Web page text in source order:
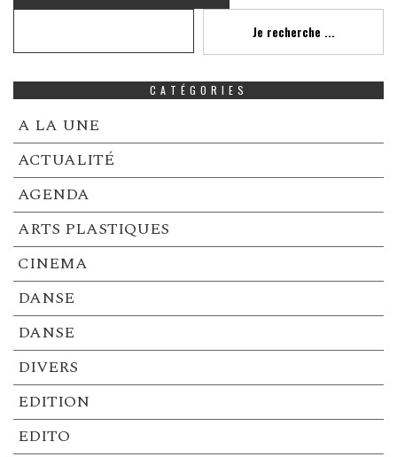
Je recherche ...
CATÉGORIES
A LA UNE
ACTUALITÉ
AGENDA
ARTS PLASTIQUES
CINEMA
DANSE
DANSE
DIVERS
EDITION
EDITO